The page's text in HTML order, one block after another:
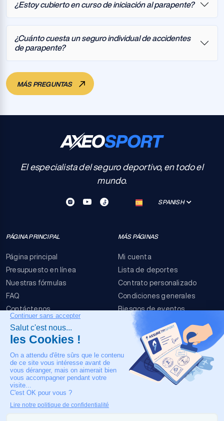
¿Estoy cubierto en curso de iniciación al parapente?
¿Cuánto cuesta un seguro individual de accidentes
de parapente?
MÁS PREGUNTAS
El especialista del seguro deportivo, en todo el
mundo.
SPANISH
PÁGINA PRINCIPAL
Página principal
Presupuesto en línea
Nuestras fórmulas
FAQ
Contáctenos
MÁS PÁGINAS
Mi cuenta
Lista de deportes
Contrato personalizado
Condiciones generales
Riesgos de eventos
Menciones legales
NUESTRO CONTACTO
+33 4 90 63 34 07
Asistencia médica 24
horas al día, 7 días a la
semana